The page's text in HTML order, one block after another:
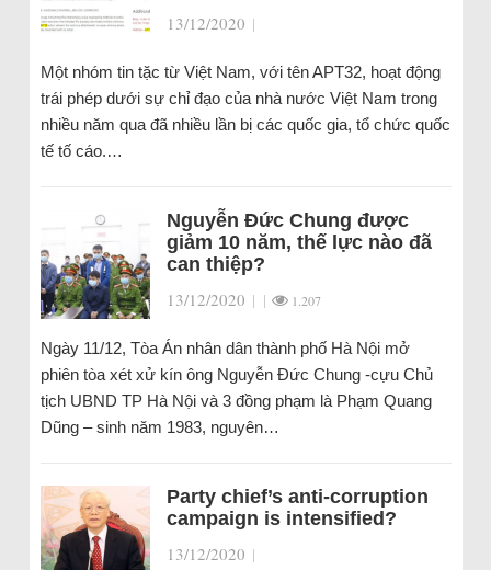
13/12/2020 |
Một nhóm tin tặc từ Việt Nam, với tên APT32, hoạt động
trái phép dưới sự chỉ đạo của nhà nước Việt Nam trong
nhiều năm qua đã nhiều lần bị các quốc gia, tổ chức quốc
tế tố cáo.…
Nguyễn Đức Chung được
giảm 10 năm, thế lực nào đã
can thiệp?
13/12/2020 | | 1.207
Ngày 11/12, Tòa Án nhân dân thành phố Hà Nội mở
phiên tòa xét xử kín ông Nguyễn Đức Chung -cựu Chủ
tịch UBND TP Hà Nội và 3 đồng phạm là Phạm Quang
Dũng – sinh năm 1983, nguyên…
Party chief’s anti-corruption
campaign is intensified?
13/12/2020 |